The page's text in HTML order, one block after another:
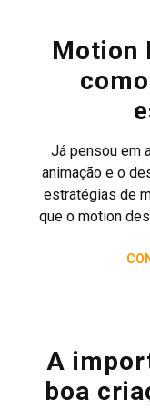
Motion
Já pensou em
animação e o
estratégias de
que o motion
A
boa